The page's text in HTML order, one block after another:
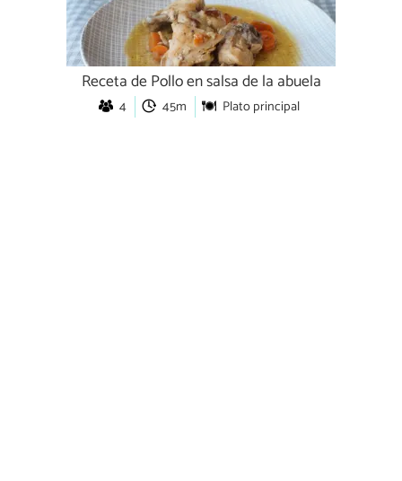
Receta de Pollo en salsa de la abuela
4 45m Plato principal